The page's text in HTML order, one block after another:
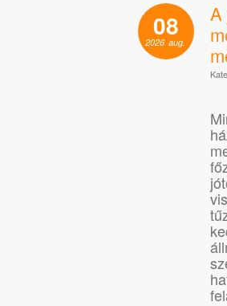
08
2026 aug.
A